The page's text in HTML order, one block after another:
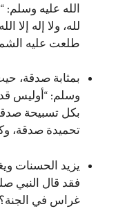
الله عليه وسلم:
لله، ولا إله إلا
طلعت عليه
بمثابة صدقة،
وسلم: “أوليس
بكل تسبيحة
تحميدة صدقة،
يزيد الحسنات
فقد قال النبي
غراس في الجنة؟